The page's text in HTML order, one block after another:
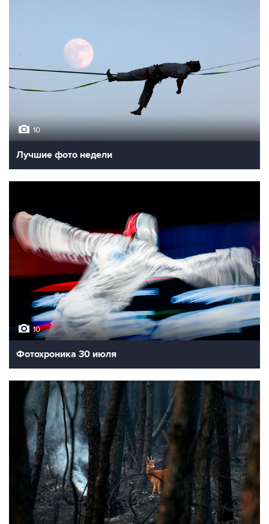
10
Лучшие фото недели
10
Фотохроника 30 июля